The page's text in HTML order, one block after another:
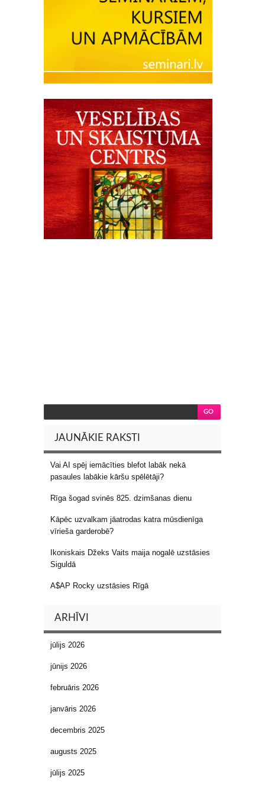
JAUNĀKIE RAKSTI
Vai AI spēj iemācīties blefot labāk nekā
pasaules labākie kāršu spēlētāji?
Rīga šogad svinēs 825. dzimšanas dienu
Kāpēc uzvalkam jāatrodas katra mūsdienīga
vīrieša garderobē?
Ikoniskais Džeks Vaits maija nogalē uzstāsies
Siguldā
A$AP Rocky uzstāsies Rīgā
ARHĪVI
jūlijs 2026
jūnijs 2026
februāris 2026
janvāris 2026
decembris 2025
augusts 2025
jūlijs 2025